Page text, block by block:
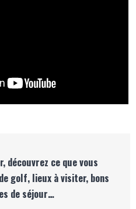
découvrez ce que vous
golf, lieux à visiter, bons
de séjour…